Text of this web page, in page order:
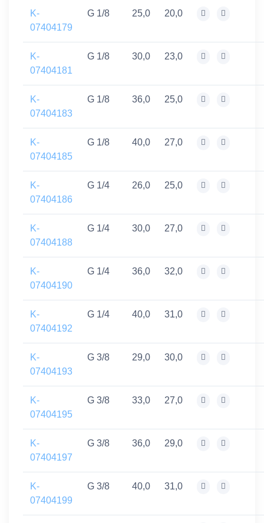
K-
07404179
G 1/8 25,0 20,0
K-
07404181
G 1/8 30,0 23,0
K-
07404183
G 1/8 36,0 25,0
K-
07404185
G 1/8 40,0 27,0
K-
07404186
G 1/4 26,0 25,0
K-
07404188
G 1/4 30,0 27,0
K-
07404190
G 1/4 36,0 32,0
K-
07404192
G 1/4 40,0 31,0
K-
07404193
G 3/8 29,0 30,0
K-
07404195
G 3/8 33,0 27,0
K-
07404197
G 3/8 36,0 29,0
K-
07404199
G 3/8 40,0 31,0